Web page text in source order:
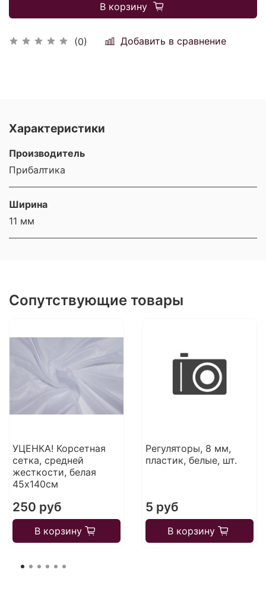
(0) Добавить в сравнение
В корзину
Характеристики
Производитель
Прибалтика
Ширина
11 мм
Сопутствующие товары
УЦЕНКА! Корсетная
сетка, средней
жесткости, белая
45х140см
250 руб
В корзину
Регуляторы, 8 мм,
пластик, белые, шт.
5 руб
В корзину